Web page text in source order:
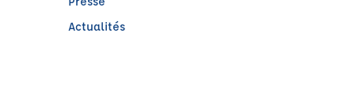
Actualités